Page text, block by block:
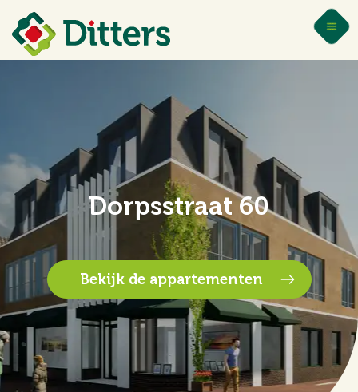
Dorpsstraat 60
Bekijk de appartementen